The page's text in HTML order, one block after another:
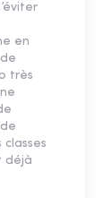
en
très
déjà